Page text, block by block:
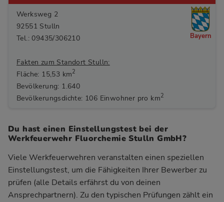
Werksweg 2
92551 Stulln
Tel.: 09435/306210
Fakten zum Standort Stulln:
Fläche: 15,53 km2
Bevölkerung: 1.640
Bevölkerungsdichte: 106 Einwohner pro km2
Bayern
Du hast einen Einstellungstest bei der
Werkfeuerwehr Fluorchemie Stulln GmbH?
Viele Werkfeuerwehren veranstalten einen speziellen
Einstellungstest, um die Fähigkeiten Ihrer Bewerber zu
prüfen (alle Details erfährst du von deinen
Ansprechpartnern). Zu den typischen Prüfungen zählt ein